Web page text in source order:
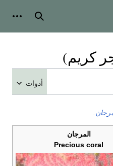
بحث
كريم)
أدوات
المرجان
Precious coral